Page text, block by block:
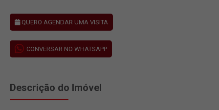
QUERO AGENDAR UMA VISITA
CONVERSAR NO WHATSAPP
Descrição do Imóvel